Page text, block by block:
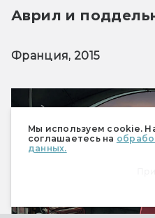
Мы используем cookie.
соглашаетесь на
данных.
Аврил и
Франция, 2015